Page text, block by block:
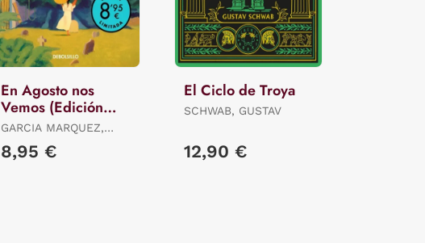
En Agosto nos
Vemos (Edición
Limitada)
GARCIA MARQUEZ,
GABRIEL
8,95 €
El Ciclo de Troya
SCHWAB, GUSTAV
12,90 €